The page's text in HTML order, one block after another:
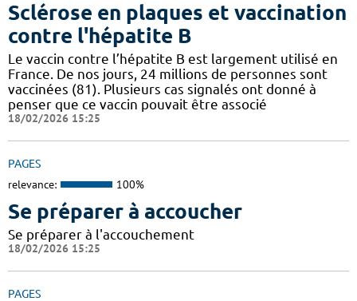
Sclérose en plaques et vaccination
contre l'hépatite B
Le vaccin contre l’hépatite B est largement utilisé en
France. De nos jours, 24 millions de personnes sont
vaccinées (81). Plusieurs cas signalés ont donné à
penser que ce vaccin pouvait être associé
18/02/2026 15:25
PAGES
relevance: 100%
Se préparer à accoucher
Se préparer à l'accouchement
18/02/2026 15:25
PAGES